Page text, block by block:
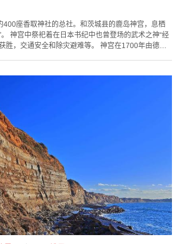
400座香取神社的总社。和茨城县的鹿岛神宫，息栖
。 神宫中祭祀着在日本书纪中也曾登场的武术之神“经
胜，交通安全和除灾避难等。 神宫在1700年由德川
之石自古深受人们信仰的“要石”等多处能量景点。多
参道正面和神社内有免费停车场，神社内两所停车
车辆，您可以轻松驱车前往。